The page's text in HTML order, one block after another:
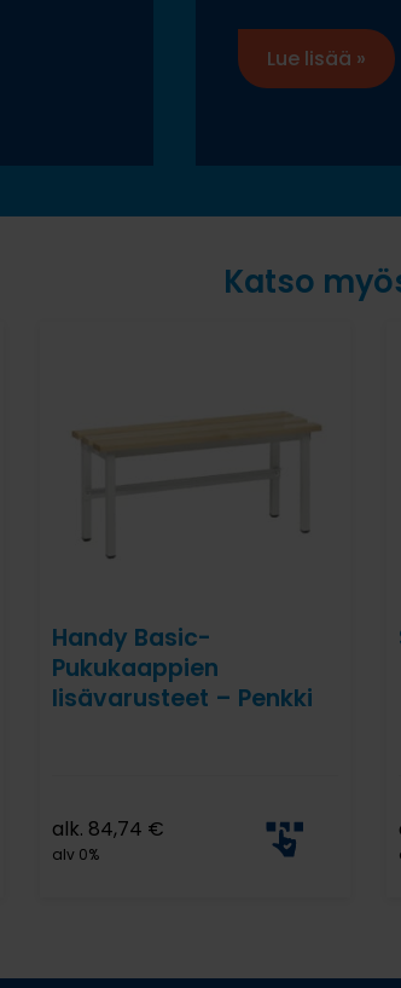
Lue lisää »
Katso
Handy Basic-
Pukukaappien
lisävarusteet – Penkki
alk. 84,74 €
alv 0%